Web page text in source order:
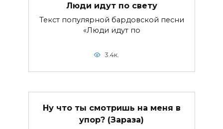
Люди идут по свету
Текст популярной бардовской песни
«Люди идут по
3.4к.
Ну что ты смотришь на меня в
упор? (Зараза)